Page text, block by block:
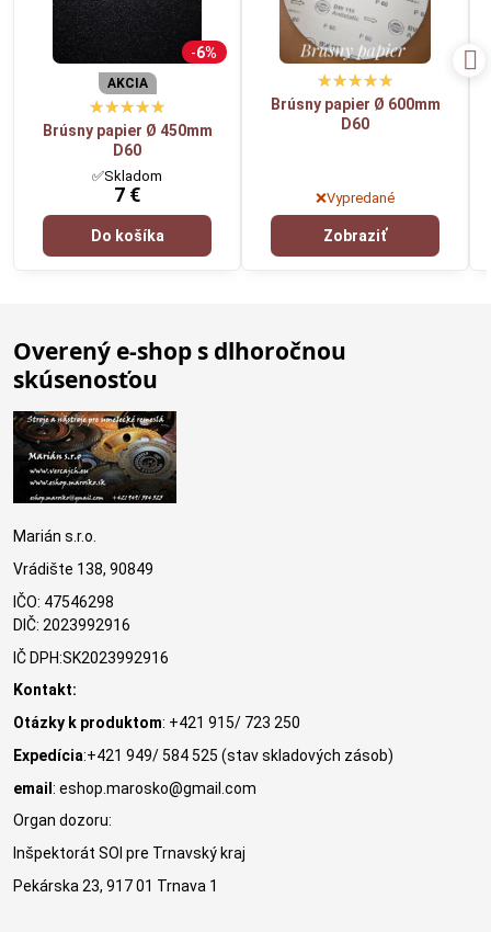
6%
AKCIA
Brúsny papier Ø 450mm
D60
✅Skladom
7 €
Do košíka
Brúsny papier Ø 600mm
D60
❌Vypredané
Zobraziť
Overený e-shop s dlhoročnou
skúsenosťou
Marián s.r.o.
Vrádište 138, 90849
IČO: 47546298
DIČ: 2023992916
IČ DPH:SK2023992916
Kontakt:
Otázky k produktom: +421 915/ 723 250
Expedícia:+421 949/ 584 525 (stav skladových zásob)
email : eshop.marosko@gmail.com
Organ dozoru:
Inšpektorát SOI pre Trnavský kraj
Pekárska 23, 917 01 Trnava 1